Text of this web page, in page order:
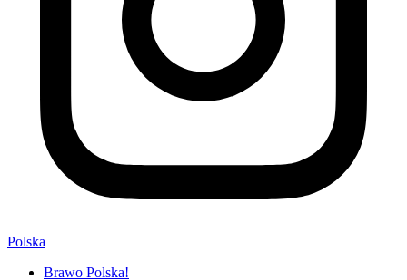
Polska
Brawo Polska!